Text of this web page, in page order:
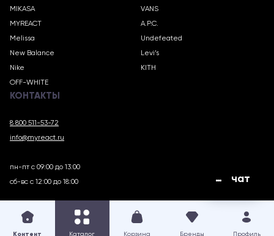
MIKASA
MYREACT
Melissa
New Balance
Nike
OFF-WHITE
VANS
A.P.C.
Undefeated
Levi’s
KITH
КОНТАКТЫ
8 800 511-53-72
info@myreact.ru
пн-пт с 09:00 до 13:00
сб-вс с 12:00 до 18:00
Контент Каталог Корзина Бренды Профиль
чат